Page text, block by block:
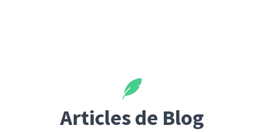
Articles de Blog